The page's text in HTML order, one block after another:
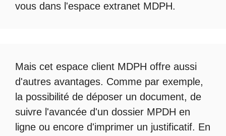
vous dans l'espace extranet MDPH.
Mais cet espace client MDPH offre aussi
d'autres avantages. Comme par exemple,
la possibilité de déposer un document, de
suivre l'avancée d'un dossier MPDH en
ligne ou encore d'imprimer un justificatif. En